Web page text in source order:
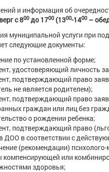
и информация об
с 800 до 1700 (1300-1400 –
муниципальной услуги при
следующие документы:
по установленной форме;
удостоверяющий личность
подтверждающий право
не является родителем);
подтверждающий право
граждан или лиц без
о рождении ребенка;
подтверждающий право
ДОО в соответствии с
(рекомендации)
компенсирующей или
здоровья;